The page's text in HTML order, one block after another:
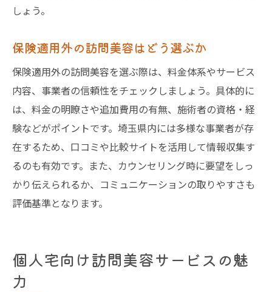
しょう。
保険適用外の訪問美容はどう選ぶか
保険適用外の訪問美容を選ぶ際は、料金体系やサービス
内容、事業者の信頼性をチェックしましょう。具体的に
は、料金の明瞭さや追加費用の有無、施術者の資格・経
験などがポイントです。埼玉県内には多様な事業者が存
在するため、口コミや比較サイトを活用して情報収集す
るのも有効です。また、カウンセリング時に要望をしっ
かり伝えられるか、コミュニケーションの取りやすさも
評価基準となります。
個人宅向け訪問美容サービスの魅
力